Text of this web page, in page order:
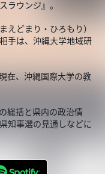
ラウンジ』。
えどまり・ひろもり）
手は、沖縄大学地域研
在、沖縄国際大学の教
総括と県内の政治情
知事選の見通しなどに